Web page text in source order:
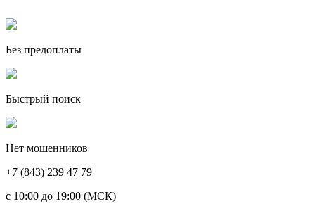
Без предоплаты
Быстрый поиск
Нет мошенников
+7 (843) 239 47 79
c 10:00 до 19:00 (МСК)